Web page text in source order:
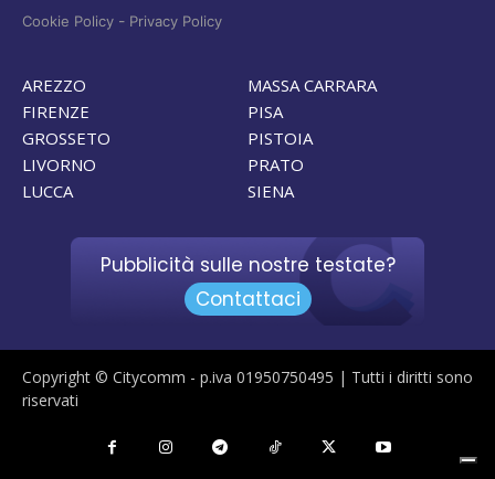
Cookie Policy - Privacy Policy
AREZZO
FIRENZE
GROSSETO
LIVORNO
LUCCA
MASSA CARRARA
PISA
PISTOIA
PRATO
SIENA
Pubblicità sulle nostre testate?
Contattaci
Copyright © Citycomm - p.iva 01950750495 | Tutti i diritti sono
riservati